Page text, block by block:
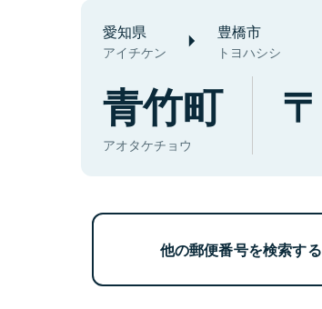
愛知県
アイチケン
豊橋市
トヨハシシ
青竹町
アオタケチョウ
他の郵便番号を検索する